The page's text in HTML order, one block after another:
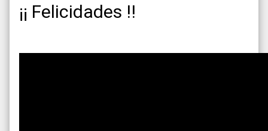
¡¡ Felicidades !!